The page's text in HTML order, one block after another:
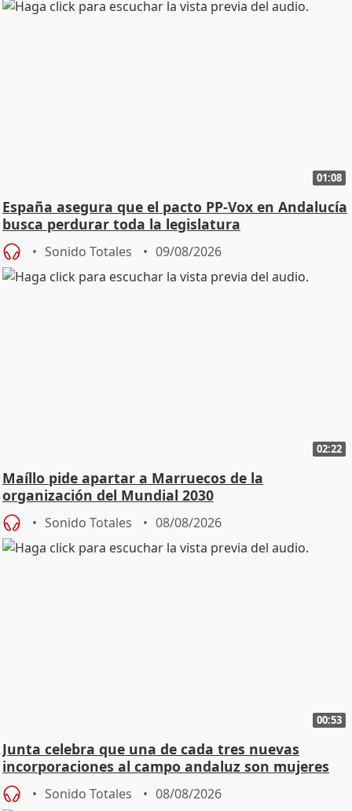
01:08
España asegura que el pacto PP-Vox en Andalucía
busca perdurar toda la legislatura
Sonido Totales 09/08/2026
02:22
Maíllo pide apartar a Marruecos de la
organización del Mundial 2030
Sonido Totales 08/08/2026
00:53
Junta celebra que una de cada tres nuevas
incorporaciones al campo andaluz son mujeres
jóvenes
Sonido Totales 08/08/2026